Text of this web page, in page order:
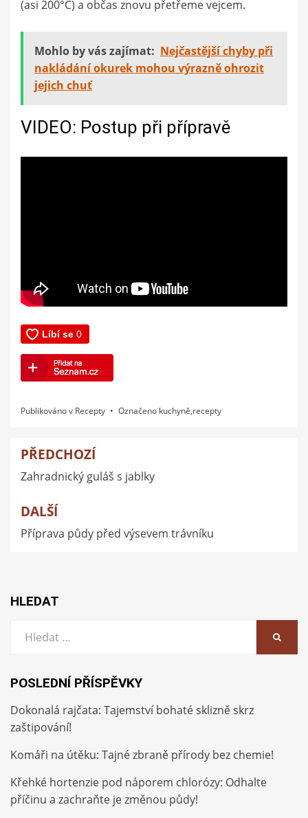
(asi 200°C) a občas znovu přetřeme vejcem.
Mohlo by vás zajímat: Nejčastější chyby při
nakládání okurek mohou výrazně ohrozit
jejich chuť
VIDEO: Postup při přípravě
Publikováno v Recepty Označeno kuchyně,recepty
Navigace
pro
příspěvek
PŘEDCHOZÍ
Zahradnický guláš s jablky
DALŠÍ
Příprava půdy před výsevem trávníku
HLEDAT
POSLEDNÍ PŘÍSPĚVKY
Dokonalá rajčata: Tajemství bohaté sklizně skrz
zaštipování!
Komáři na útěku: Tajné zbraně přírody bez chemie!
Křehké hortenzie pod náporem chlorózy: Odhalte
příčinu a zachraňte je změnou půdy!